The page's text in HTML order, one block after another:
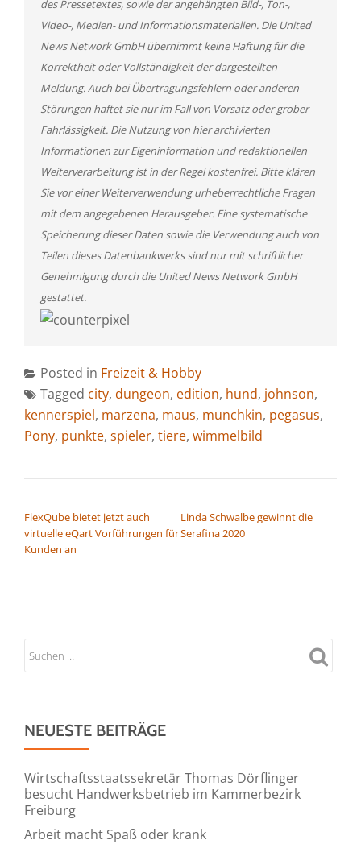
des Pressetextes, sowie der angehängten Bild-, Ton-,
Video-, Medien- und Informationsmaterialien. Die United
News Network GmbH übernimmt keine Haftung für die
Korrektheit oder Vollständigkeit der dargestellten
Meldung. Auch bei Übertragungsfehlern oder anderen
Störungen haftet sie nur im Fall von Vorsatz oder grober
Fahrlässigkeit. Die Nutzung von hier archivierten
Informationen zur Eigeninformation und redaktionellen
Weiterverarbeitung ist in der Regel kostenfrei. Bitte klären
Sie vor einer Weiterverwendung urheberrechtliche Fragen
mit dem angegebenen Herausgeber. Eine systematische
Speicherung dieser Daten sowie die Verwendung auch von
Teilen dieses Datenbankwerks sind nur mit schriftlicher
Genehmigung durch die United News Network GmbH
gestattet.
Posted in Freizeit & Hobby
Tagged city, dungeon, edition, hund, johnson,
kennerspiel, marzena, maus, munchkin, pegasus,
Pony, punkte, spieler, tiere, wimmelbild
FlexQube bietet jetzt auch
virtuelle eQart Vorführungen für
Kunden an
Linda Schwalbe gewinnt die
Serafina 2020
NEUESTE BEITRÄGE
Wirtschaftsstaatssekretär Thomas Dörflinger
besucht Handwerksbetrieb im Kammerbezirk
Freiburg
Arbeit macht Spaß oder krank